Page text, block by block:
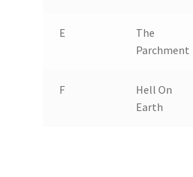
E
The
Parchment
F
Hell On
Earth